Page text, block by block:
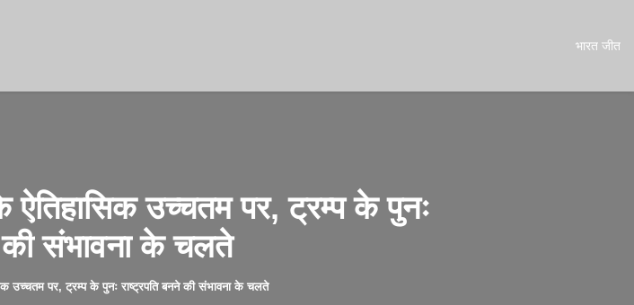
भारत जीत
उच्चतम पर, ट्रम्प के पुनः
की संभावना के चलते
उच्चतम पर, ट्रम्प के पुनः राष्ट्रपति बनने की संभावना के चलते